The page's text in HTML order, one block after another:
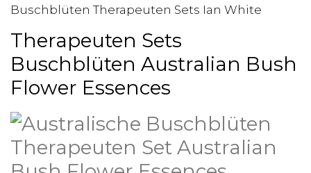
Therapeuten Sets
Buschblüten Australian Bush
Flower Essences